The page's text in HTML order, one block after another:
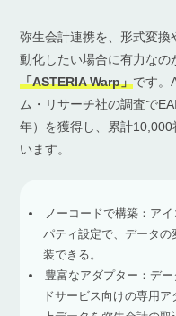
弥生会計連携を、形式変換
動化したい場合に有力な
「ASTERIA Warp」です。
ム・リサーチ社の調査で
年）を獲得し、累計
います。
ノーコードで構築：ア
パティ設定で、データ
装できる。
豊富なアダプター：デ
ドサービス向けの専用